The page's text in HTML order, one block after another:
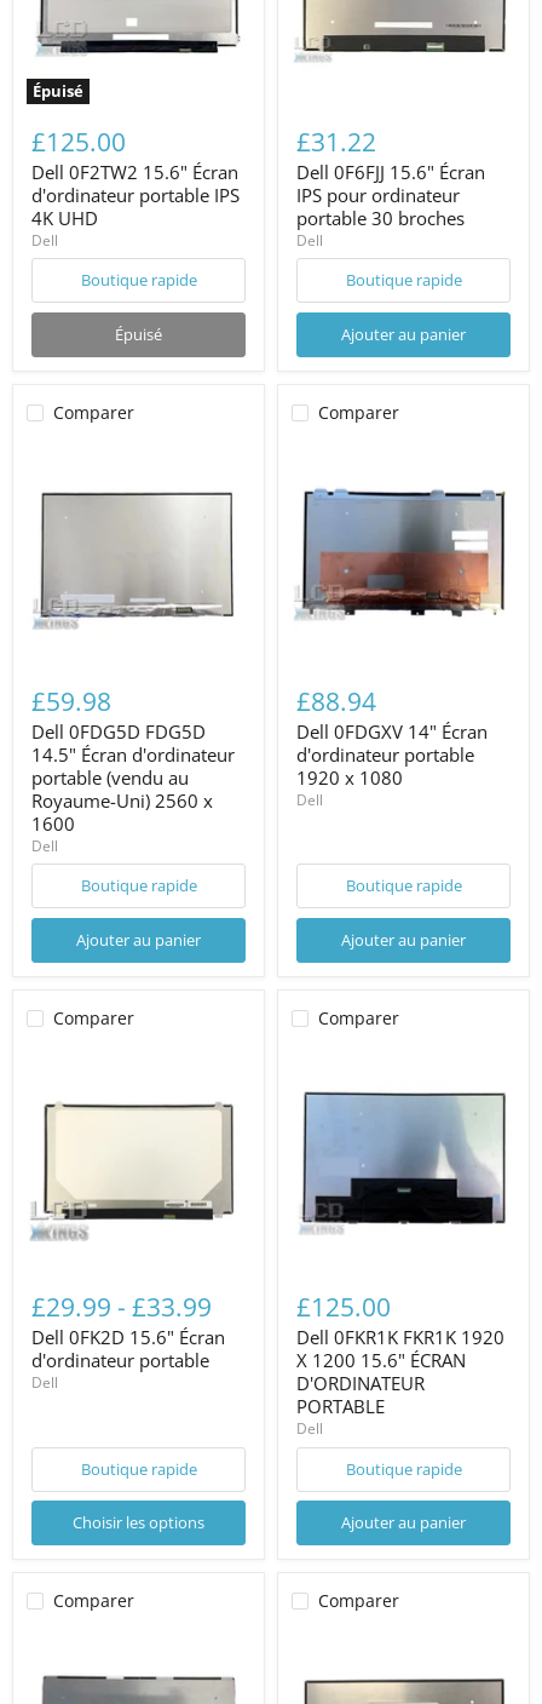
Épuisé
£125.00
Dell 0F2TW2 15.6" Écran
d'ordinateur portable IPS
4K UHD
Dell
Boutique rapide
Épuisé
£31.22
Dell 0F6FJJ 15.6" Écran
IPS pour ordinateur
portable 30 broches
Dell
Boutique rapide
Ajouter au panier
Comparer
£59.98
Dell 0FDG5D FDG5D
14.5" Écran d'ordinateur
portable (vendu au
Royaume-Uni) 2560 x
1600
Dell
Boutique rapide
Ajouter au panier
Comparer
£88.94
Dell 0FDGXV 14" Écran
d'ordinateur portable
1920 x 1080
Dell
Boutique rapide
Ajouter au panier
Comparer
£29.99 - £33.99
Dell 0FK2D 15.6" Écran
d'ordinateur portable
Dell
Boutique rapide
Choisir les options
Comparer
£125.00
Dell 0FKR1K FKR1K 1920
X 1200 15.6" ÉCRAN
D'ORDINATEUR
PORTABLE
Dell
Boutique rapide
Ajouter au panier
Comparer Comparer